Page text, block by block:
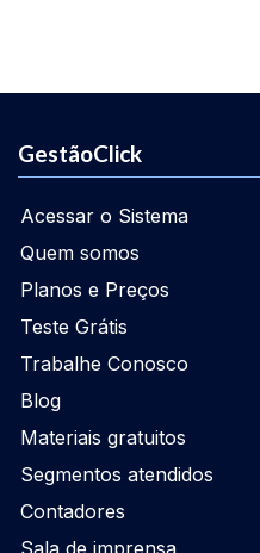
GestãoClick
Acessar o Sistema
Quem somos
Planos e Preços
Teste Grátis
Trabalhe Conosco
Blog
Materiais gratuitos
Segmentos atendidos
Contadores